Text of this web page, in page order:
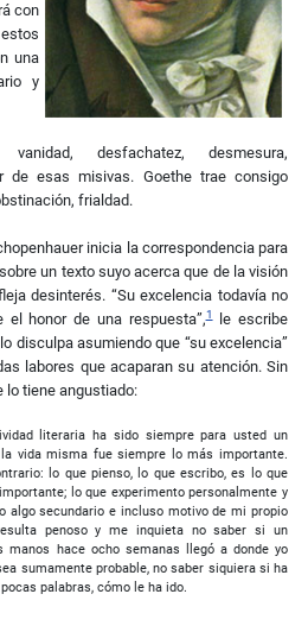
con
una
y
vanidad, desfachatez, desmesura,
de esas misivas. Goethe trae consigo
frialdad.
inicia la correspondencia para
un texto suyo acerca que de la visión
desinterés. “Su excelencia todavía no
honor de una respuesta”,1le escribe
disculpa asumiendo que “su excelencia”
labores que acaparan su atención. Sin
lo tiene angustiado:
literaria ha sido siempre para usted un
vida misma fue siempre lo más importante.
lo que pienso, lo que escribo, es lo que
lo que experimento personalmente y
algo secundario e incluso motivo de mi propio
penoso y me inquieta no saber si un
hace ocho semanas llegó a donde yo
sumamente probable, no saber siquiera si ha
palabras, cómo le ha ido.